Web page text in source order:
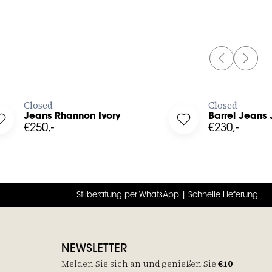
PREVIOUS
NEXT
in to add Jeans Rhannon Ivory to your wishlist
Closed
Jeans Rhannon Ivory
€250,- Log in to add
Closed
Barrel Jeans
€230,-
Stilberatung per WhatsApp | Schnelle Lieferung
NEWSLETTER
Melden Sie sich an und genießen Sie €10